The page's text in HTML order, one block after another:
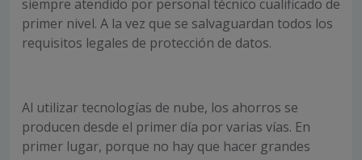
siempre atendido por personal técnico cualificado de
primer nivel. A la vez que se salvaguardan todos los
requisitos legales de protección de datos.
Al utilizar tecnologías de nube, los ahorros se
producen desde el primer día por varias vías. En
primer lugar, porque no hay que hacer grandes